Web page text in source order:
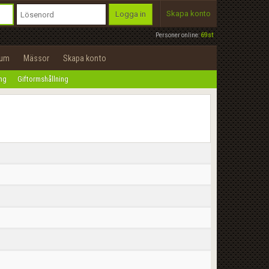
Personer online:69st
Logga in Skapa konto
Mässor Skapa konto
Giftormshållning